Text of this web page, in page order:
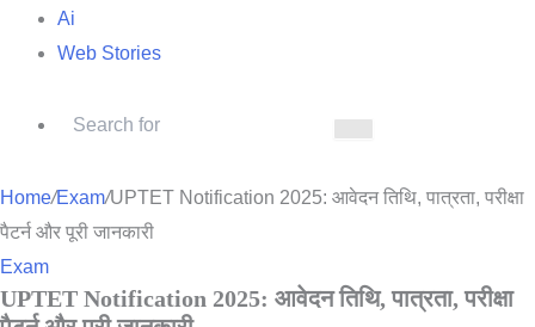
Ai
Web Stories
Home/Exam/UPTET Notification 2025: आवेदन तिथि, पात्रता, परीक्षा
पैटर्न और पूरी जानकारी
Exam
UPTET Notification 2025: आवेदन तिथि, पात्रता, परीक्षा